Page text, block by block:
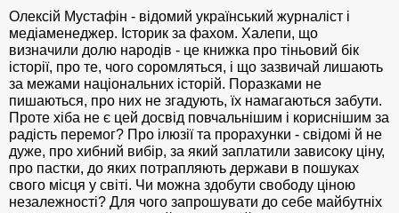
Олексій Мустафін - відомий український журналіст і
медіаменеджер. Історик за фахом. Халепи, що
визначили долю народів - це книжка про тіньовий бік
історії, про те, чого соромляться, і що зазвичай лишають
за межами національних історій. Поразками не
пишаються, про них не згадують, їх намагаються забути.
Проте хіба не є цей досвід повчальнішим і кориснішим за
радість перемог? Про ілюзії та прорахунки - свідомі й не
дуже, про хибний вибір, за який заплатили зависоку ціну,
про пастки, до яких потрапляють держави в пошуках
свого місця у світі. Чи можна здобути свободу ціною
незалежності? Для чого запрошувати до себе майбутніх